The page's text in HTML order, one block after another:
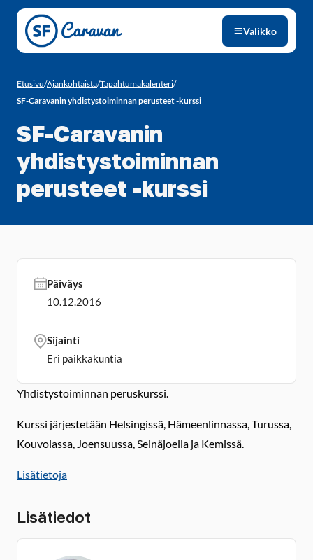
Siirry sivun sisältöön
Valikko
Etusivu/Ajankohtaista/Tapahtumakalenteri/
SF-Caravanin yhdistystoiminnan perusteet -kurssi
SF-Caravanin
yhdistystoiminnan
perusteet -kurssi
Yhdistystoiminnan peruskurssi.
Kurssi järjestetään Helsingissä, Hämeenlinnassa, Turussa,
Kouvolassa, Joensuussa, Seinäjoella ja Kemissä.
Lisätietoja
Lisätiedot
Päiväys
10.12.2016
Sijainti
Eri paikkakuntia